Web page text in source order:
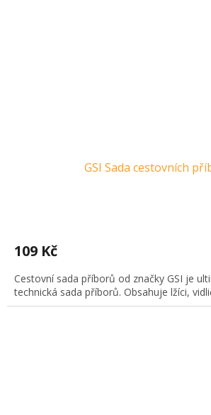
GSI Sada cestovních
109 Kč
Cestovní sada příborů od značky GSI je
technická sada příborů. Obsahuje lžíci,